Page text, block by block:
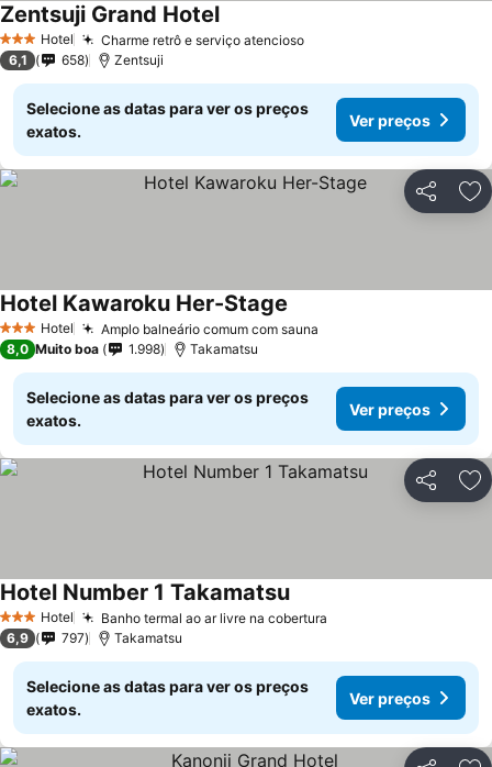
3 EstrelasHotel Charme retrô e serviço atencioso
Zentsuji Grand Hotel
6,1 658 Zentsuji
Selecione as datas para ver os preços
exatos.
Ver preços
Partilhar
3 EstrelasHotel Amplo balneário comum com sauna
Hotel Kawaroku Her-Stage
8,0 Muito boa 1.998 Takamatsu
Selecione as datas para ver os preços
exatos.
Ver preços
Partilhar
3 EstrelasHotel Banho termal ao ar livre na cobertura
Hotel Number 1 Takamatsu
6,9 797 Takamatsu
Selecione as datas para ver os preços
exatos.
Ver preços